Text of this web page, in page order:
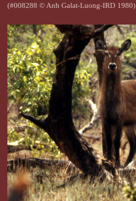
(#008288 © Anh Galat-Luong-IRD 1980)